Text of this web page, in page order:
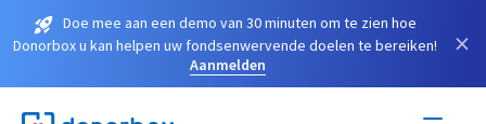
Doe mee aan een demo van 30 minuten om te zien hoe
Donorbox u kan helpen uw fondsenwervende doelen te bereiken!
Aanmelden
×